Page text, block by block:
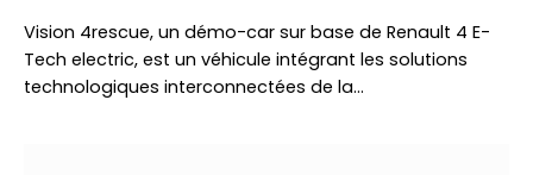
Vision 4rescue, un démo-car sur base de Renault 4 E-
Tech electric, est un véhicule intégrant les solutions
technologiques interconnectées de la…